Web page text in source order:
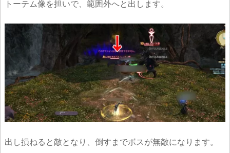
トーテム像を担いで、範囲外へと出します。
出し損ねると敵となり、倒すまでボスが無敵になります。